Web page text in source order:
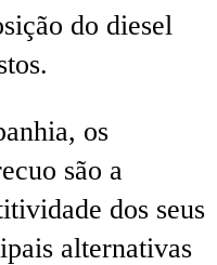
do diesel
os
são a
dos seus
alternativas